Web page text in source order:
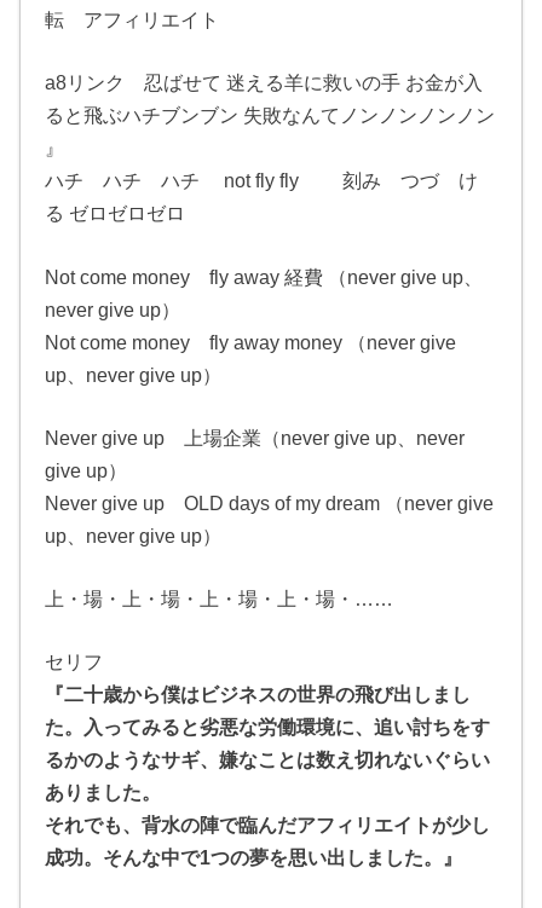
転 アフィリエイト
a8リンク 忍ばせて 迷える羊に救いの手 お金が入
ると飛ぶハチブンブン 失敗なんてノンノンノンノン
』
ハチ ハチ ハチ not fly fly 刻み つづ け
る ゼロゼロゼロ
Not come money fly away 経費 （never give up、
never give up）
Not come money fly away money （never give
up、never give up）
Never give up 上場企業（never give up、never
give up）
Never give up OLD days of my dream （never give
up、never give up）
上・場・上・場・上・場・上・場・……
セリフ
『二十歳から僕はビジネスの世界の飛び出しまし
た。入ってみると劣悪な労働環境に、追い討ちをす
るかのようなサギ、嫌なことは数え切れないぐらい
ありました。
それでも、背水の陣で臨んだアフィリエイトが少し
成功。そんな中で1つの夢を思い出しました。』